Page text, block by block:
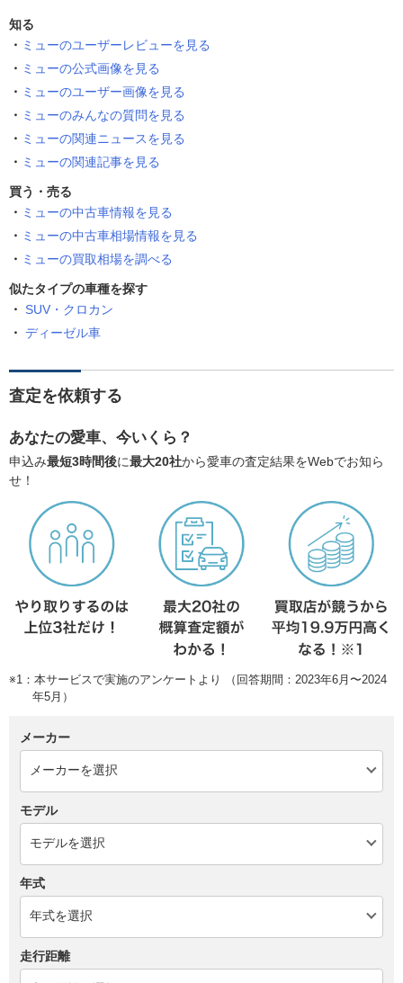
知る
ミューのユーザーレビューを見る
ミューの公式画像を見る
ミューのユーザー画像を見る
ミューのみんなの質問を見る
ミューの関連ニュースを見る
ミューの関連記事を見る
買う・売る
ミューの中古車情報を見る
ミューの中古車相場情報を見る
ミューの買取相場を調べる
似たタイプの車種を探す
SUV・クロカン
ディーゼル車
査定を依頼する
あなたの愛車、今いくら？
申込み最短3時間後に最大20社から愛車の査定結果をWebでお知ら
せ！
※1：本サービスで実施のアンケートより （回答期間：2023年6月〜2024
年5月）
メーカー
モデル
年式
走行距離